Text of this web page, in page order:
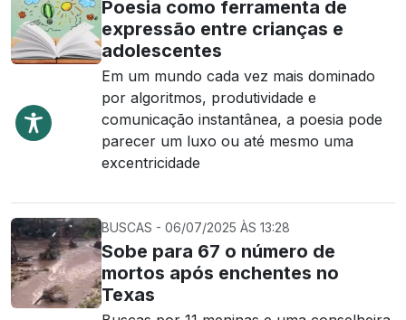
Poesia como ferramenta de
expressão entre crianças e
adolescentes
Em um mundo cada vez mais dominado
por algoritmos, produtividade e
comunicação instantânea, a poesia pode
parecer um luxo ou até mesmo uma
excentricidade
BUSCAS - 06/07/2025 ÀS 13:28
Sobe para 67 o número de
mortos após enchentes no
Texas